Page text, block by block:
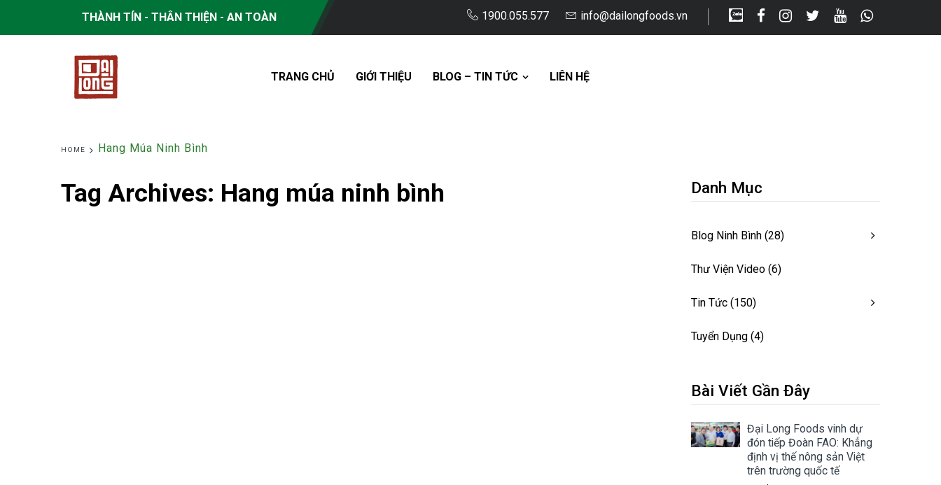
THÀNH TÍN - THÂN THIỆN - AN TOÀN 1900.055.577 info@dailongfoods.vn
TRANG CHỦ GIỚI THIỆU BLOG – TIN TỨC LIÊN HỆ
HOME Hang Múa Ninh Bình
Tag Archives: Hang múa ninh bình Danh Mục
Blog Ninh Bình (28)
Thư Viện Video (6)
Tin Tức (150)
Tuyển Dụng (4)
Bài Viết Gần Đây
Đại Long Foods vinh dự
đón tiếp Đoàn FAO: Khẳng
định vị thế nông sản Việt
trên trường quốc tế